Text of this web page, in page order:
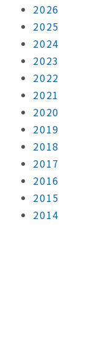
2026
2025
2024
2023
2022
2021
2020
2019
2018
2017
2016
2015
2014